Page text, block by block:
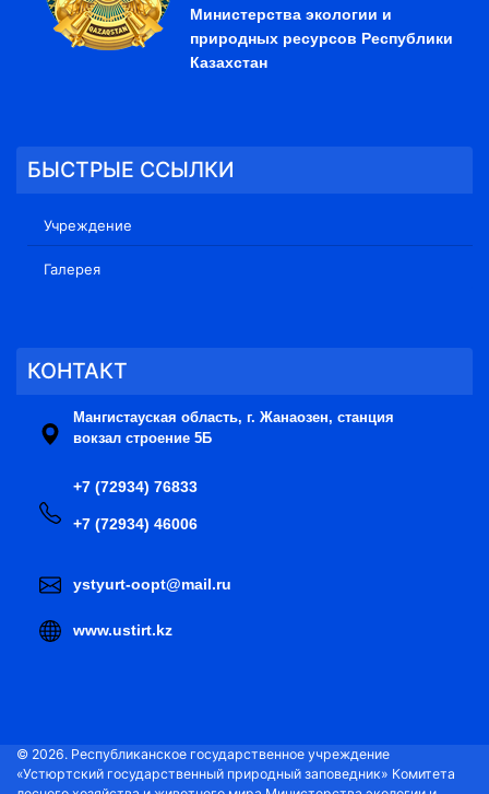
Министерства экологии и
природных ресурсов Республики
Казахстан
БЫСТРЫЕ ССЫЛКИ
Учреждение
Галерея
КОНТАКТ
Мангистауская область, г. Жанаозен, станция
вокзал строение 5Б
+7 (72934) 76833
+7 (72934) 46006
ystyurt-oopt@mail.ru
www.ustirt.kz
© 2026. Республиканское государственное учреждение
«Устюртский государственный природный заповедник» Комитета